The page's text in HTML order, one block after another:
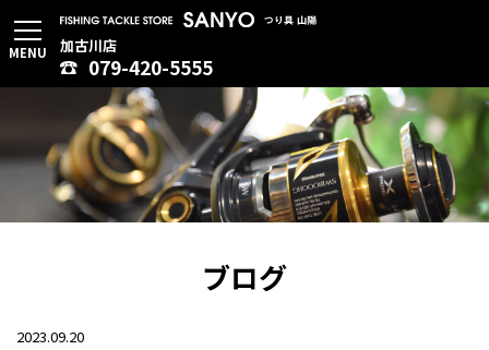
加古川店
079-420-5555
MENU
ブログ
2023.09.20